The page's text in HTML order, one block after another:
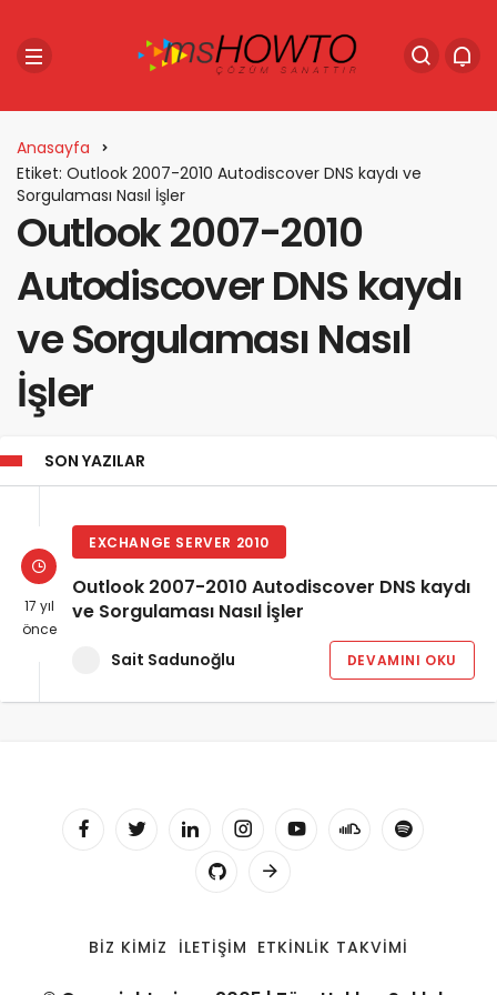
Anasayfa
Etiket: Outlook 2007-2010 Autodiscover DNS kaydı ve
Sorgulaması Nasıl İşler
Outlook 2007-2010
Autodiscover DNS kaydı
ve Sorgulaması Nasıl
İşler
SON YAZILAR
17 yıl
önce
EXCHANGE SERVER 2010
Outlook 2007-2010 Autodiscover DNS kaydı
ve Sorgulaması Nasıl İşler
Sait Sadunoğlu DEVAMINI OKU
BIZ KIMIZ İLETIŞIM ETKINLIK TAKVIMI